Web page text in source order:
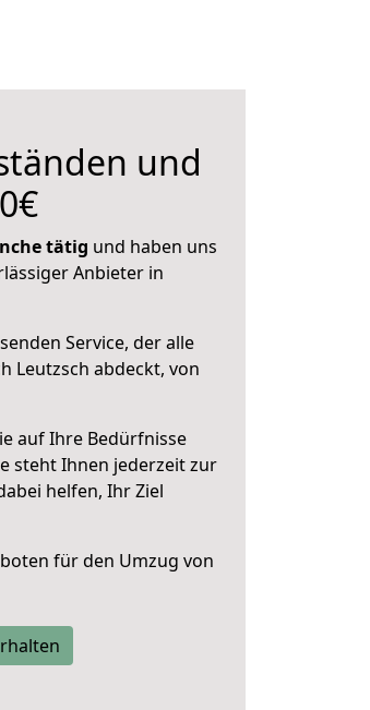
und
tätig und haben uns
Anbieter in
Service, der alle
Leutzsch abdeckt, von
auf Ihre Bedürfnisse
steht Ihnen jederzeit zur
helfen, Ihr Ziel
für den Umzug von